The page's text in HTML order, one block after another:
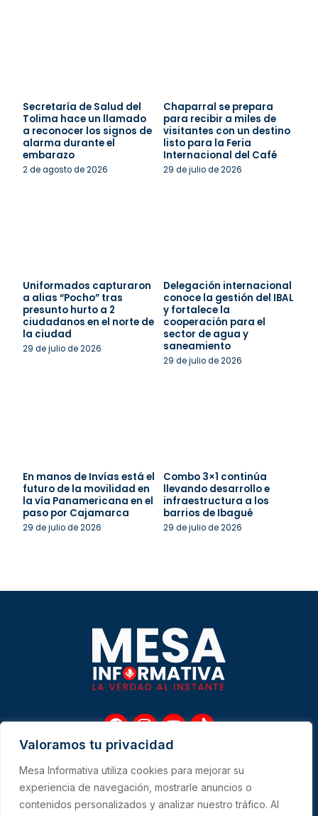
Valoramos tu privacidad
Mesa Informativa utiliza cookies para mejorar su
experiencia de navegación, mostrarle anuncios o
contenidos personalizados y analizar nuestro tráfico. Al
Secretaría de Salud del
Tolima hace un llamado
a reconocer los signos de
alarma durante el
embarazo
2 de agosto de 2026
Chaparral se prepara
para recibir a miles de
visitantes con un destino
listo para la Feria
Internacional del Café
29 de julio de 2026
Uniformados capturaron
a alias “Pocho” tras
presunto hurto a 2
ciudadanos en el norte de
la ciudad
29 de julio de 2026
Delegación internacional
conoce la gestión del IBAL
y fortalece la
cooperación para el
sector de agua y
saneamiento
29 de julio de 2026
En manos de Invías está el
futuro de la movilidad en
la vía Panamericana en el
paso por Cajamarca
29 de julio de 2026
Combo 3×1 continúa
llevando desarrollo e
infraestructura a los
barrios de Ibagué
29 de julio de 2026
F
a
c
e
b
o
o
I
n
s
t
a
g
r
Y
u
t
u
b
e
T
t
o
k